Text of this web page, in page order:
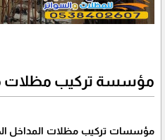
مؤسسة تركيب مظلات
مؤسسات تركيب مظلات المداخل